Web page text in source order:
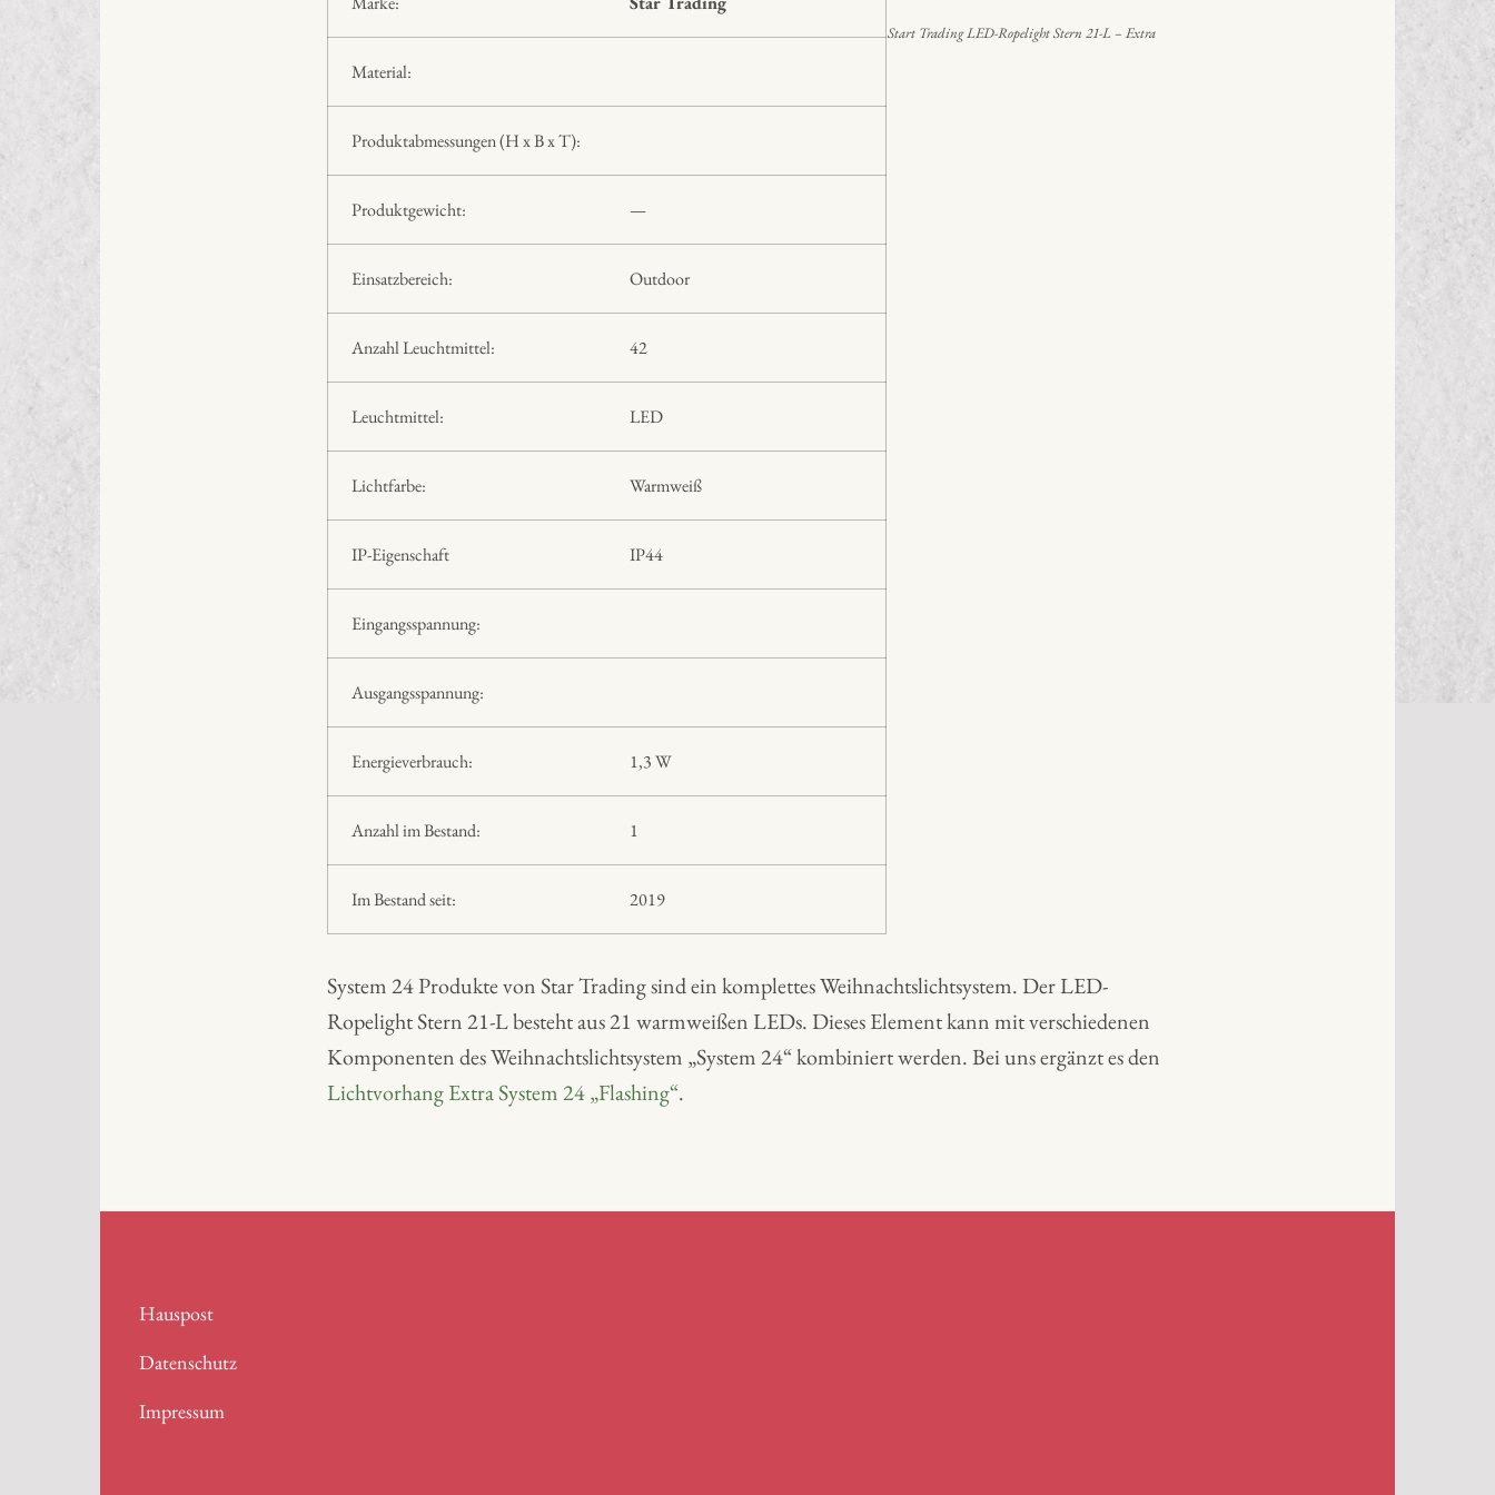
Material:
Produktabmessungen (H x B x T):
Produktgewicht: —
Einsatzbereich: Outdoor
Anzahl Leuchtmittel: 42
Leuchtmittel: LED
Lichtfarbe: Warmweiß
IP-Eigenschaft IP44
Eingangsspannung:
Ausgangsspannung:
Energieverbrauch: 1,3 W
Anzahl im Bestand: 1
Im Bestand seit: 2019
Start Trading LED-Ropelight Stern 21-L – Extra
System 24 Produkte von Star Trading sind ein komplettes Weihnachtslichtsystem. Der LED-
Ropelight Stern 21-L besteht aus 21 warmweißen LEDs. Dieses Element kann mit verschiedenen
Komponenten des Weihnachtslichtsystem „System 24“ kombiniert werden. Bei uns ergänzt es den
Lichtvorhang Extra System 24 „Flashing“.
Hauspost
Datenschutz
Impressum